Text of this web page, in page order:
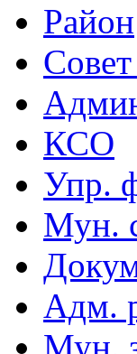
Район
КСО
Упр.
Мун.
Адм.
Мун.